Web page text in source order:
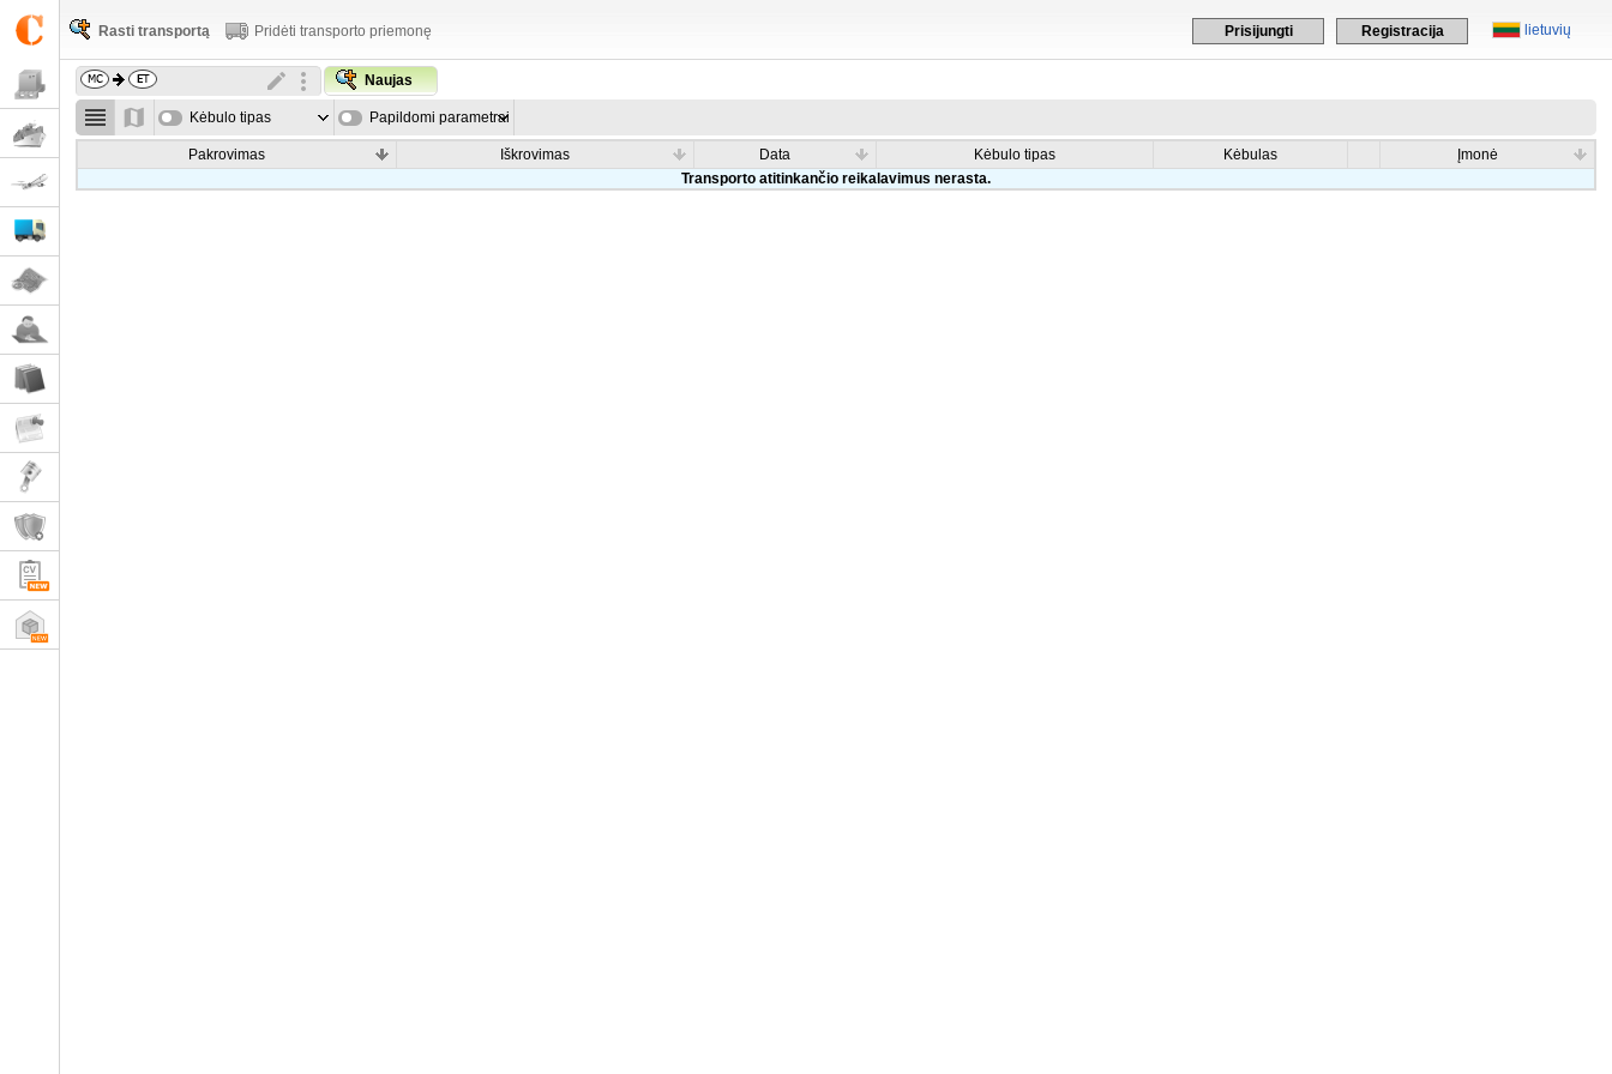
lietuvių
Prisijungti Registracija
Rasti transportą Pridėti transporto priemonę
Naujas
Kėbulo tipas Papildomi parametrai
Pakrovimas Iškrovimas Data Kėbulo tipas Kėbulas
Įmonė
Transporto atitinkančio reikalavimus nerasta.